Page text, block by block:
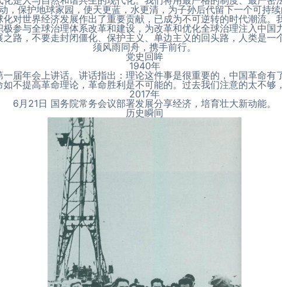
，保护地球家园，使天更蓝，水更清，为子孙后代留下一个可持续
对世界经济发展作出了重要贡献，已成为不可逆转的时代潮流。
参与全球治理体系改革和建设，为改革和优化全球治理注入中国
路，不要走封闭僵化、保护主义、单边主义的回头路，人类是一
须风雨同舟，携手前行。
党史回眸
1940年
届年会上讲话。讲话指出：理论这件事是很重要的，中国革命有
不提高革命理论，革命胜利是不可能的。过去我们注意的太不够
2017年
6月21日 国务院常务会议部署发展分享经济，培育壮大新动能。
历史瞬间